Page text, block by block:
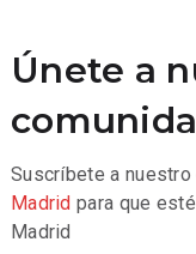
Únete a
Suscríbete a
Madrid para que
Madrid